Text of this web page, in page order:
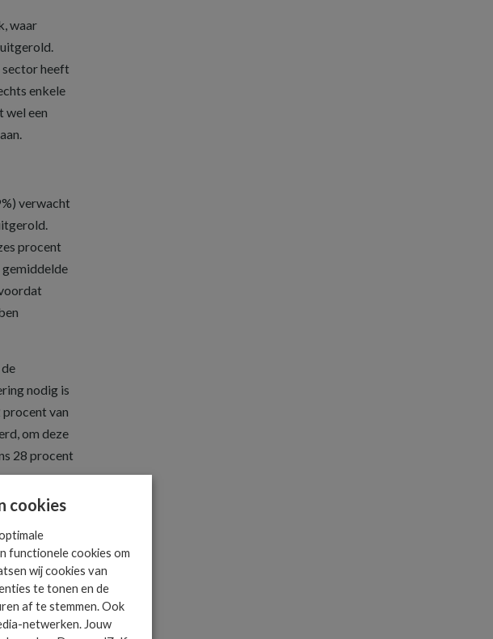
waar
heeft
enkele
wel een
verwacht
procent
gemiddelde
nodig is
van
om deze
28 procent
cookies
functionele cookies om
wij cookies van
te tonen en de
af te stemmen. Ook
netwerken. Jouw